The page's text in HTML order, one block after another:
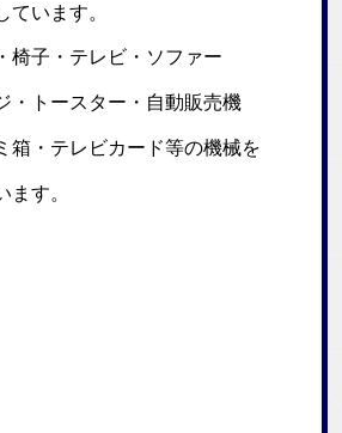
います。
椅子・テレビ・ソファー
・トースター・自動販売機
・テレビカード等の機械を
す。